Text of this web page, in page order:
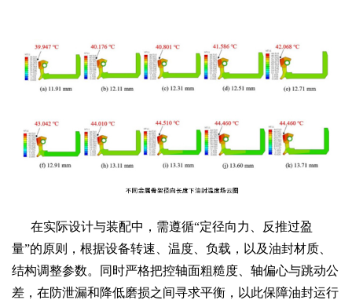
在实际设计与装配中，需遵循“定径向力、反推过盈
量”的原则，根据设备转速、温度、负载，以及油封材质、
结构调整参数。同时严格把控轴面粗糙度、轴偏心与跳动公
差，在防泄漏和降低磨损之间寻求平衡，以此保障油封运行